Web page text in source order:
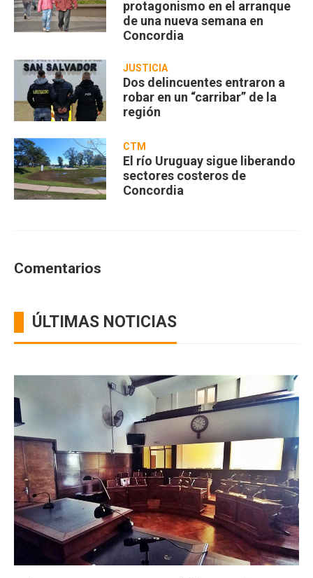
protagonismo en el arranque
de una nueva semana en
Concordia
JUSTICIA
Dos delincuentes entraron a
robar en un “carribar” de la
región
CTM
El río Uruguay sigue liberando
sectores costeros de
Concordia
Comentarios
ÚLTIMAS NOTICIAS